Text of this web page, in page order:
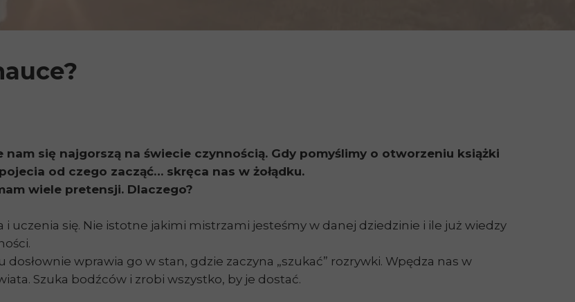
się najgorszą na świecie czynnością. Gdy pomyślimy o otworzeniu książki
od czego zacząć… skręca nas w żołądku.
wiele pretensji. Dlaczego?
uczenia się. Nie istotne jakimi mistrzami jesteśmy w danej dziedzinie i ile już wiedzy
wprawia go w stan, gdzie zaczyna „szukać” rozrywki. Wpędza nas w
Szuka bodźców i zrobi wszystko, by je dostać.